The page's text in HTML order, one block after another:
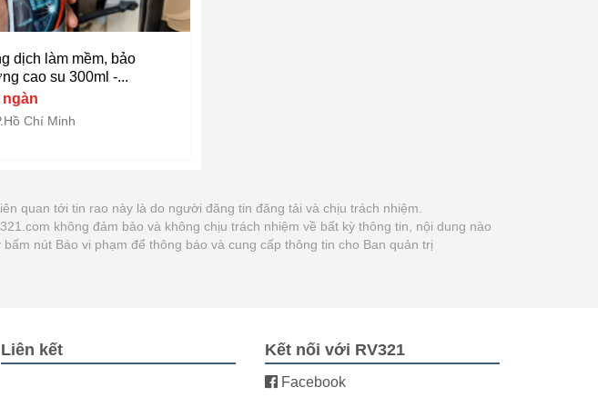
dịch làm mềm, bảo
cao su 300ml -...
ngàn
Chí Minh
quan tới tin rao này là do người đăng tin đăng tải và chịu trách nhiệm.
không đảm bảo và không chịu trách nhiệm về bất kỳ thông tin, nội dung nào
nút Báo vi phạm để thông báo và cung cấp thông tin cho Ban quản trị
Liên kết Kết nối với RV321
Facebook